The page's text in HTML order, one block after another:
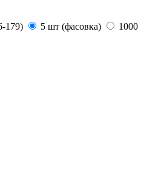
179)
5 шт (фасовка)
1000